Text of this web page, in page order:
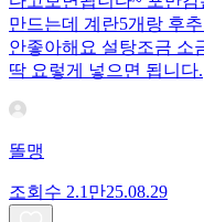
만드는데 계란5개랑 후
안좋아해요 설탕조금 소
딱 요렇게 넣으면 됩니다.
똘맹
조회수 2.1만25.08.29